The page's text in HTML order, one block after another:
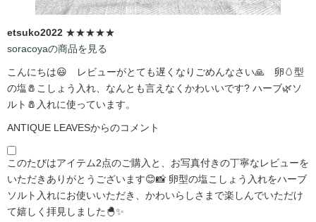
etsuko2022 ★★★★★
soracoyaの商品を見る
こんにちは😃 レビューがとても遅くなりごめんなさい🙏 卵🥚型
の塩🧂こしょう入れ、なんとも言えなくかわいいです?️ ハーブ🌿ソ
ルト🧂入れに使っています。
ANTIQUE LEAVESからのコメント
このたびはアイテム2点のご購入と、お写真付きの丁寧なレビューを
いただきありがとうございます😊📸 卵型の塩こしょう入れをハーブ
ソルト入れにお使いいただき、かわいらしさまで楽しんでいただけ
て嬉しく拝見しました🐣✨